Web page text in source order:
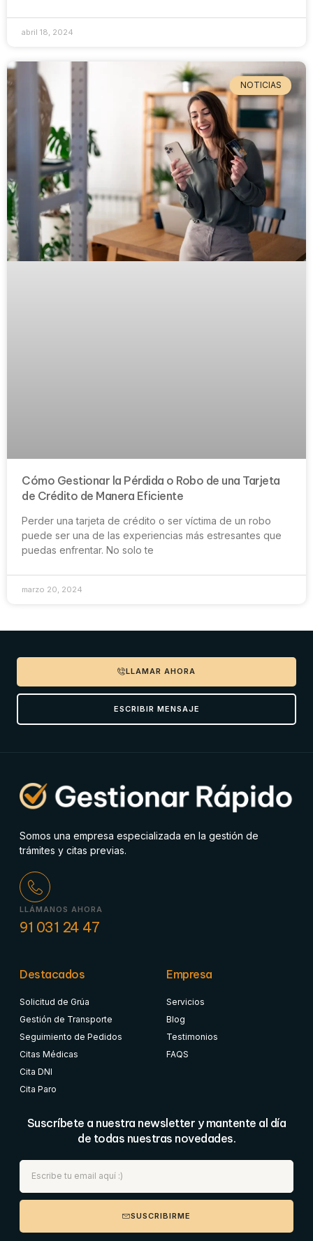
abril 18, 2024
NOTICIAS
Cómo Gestionar la Pérdida o Robo de una Tarjeta
de Crédito de Manera Eficiente
Perder una tarjeta de crédito o ser víctima de un robo
puede ser una de las experiencias más estresantes que
puedas enfrentar. No solo te
marzo 20, 2024
LLAMAR AHORA
ESCRIBIR MENSAJE
Somos una empresa especializada en la gestión de
trámites y citas previas.
LLÁMANOS AHORA
91 031 24 47
Destacados
Solicitud de Grúa
Gestión de Transporte
Seguimiento de Pedidos
Citas Médicas
Cita DNI
Cita Paro
Empresa
Servicios
Blog
Testimonios
FAQS
Suscríbete a nuestra newsletter y mantente al día
de todas nuestras novedades.
SUSCRIBIRME